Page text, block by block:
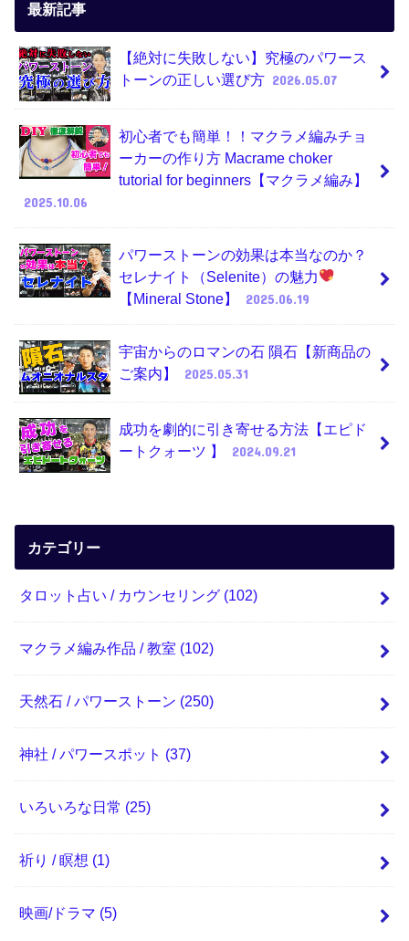
最新記事
【絶対に失敗しない】究極のパワース
トーンの正しい選び方 2026.05.07
初心者でも簡単！！マクラメ編みチョ
ーカーの作り方 Macrame choker
tutorial for beginners【マクラメ編み】
2025.10.06
パワーストーンの効果は本当なのか？
セレナイト（Selenite）の魅力
【Mineral Stone】
2025.06.19
宇宙からのロマンの石 隕石【新商品の
ご案内】
2025.05.31
成功を劇的に引き寄せる方法【エピド
ートクォーツ 】
2024.09.21
カテゴリー
タロット占い / カウンセリング (102)
マクラメ編み作品 / 教室 (102)
天然石 / パワーストーン (250)
神社 / パワースポット (37)
いろいろな日常 (25)
祈り / 瞑想 (1)
映画/ドラマ (5)